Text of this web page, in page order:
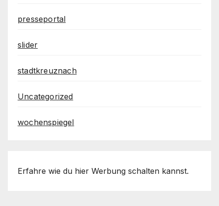
presseportal
slider
stadtkreuznach
Uncategorized
wochenspiegel
Erfahre wie du hier Werbung schalten kannst.